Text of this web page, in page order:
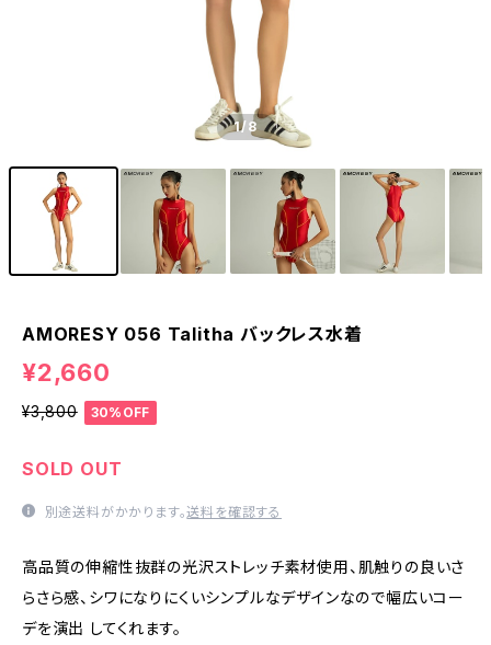
1/8
AMORESY 056 Talitha バックレス水着
¥2,660
¥3,800 30%OFF
SOLD OUT
別途送料がかかります。送料を確認する
高品質の伸縮性抜群の光沢ストレッチ素材使用、肌触りの良いさ
らさら感、シワになりにくいシンプルなデザインなので幅広いコー
デを演出 してくれます。